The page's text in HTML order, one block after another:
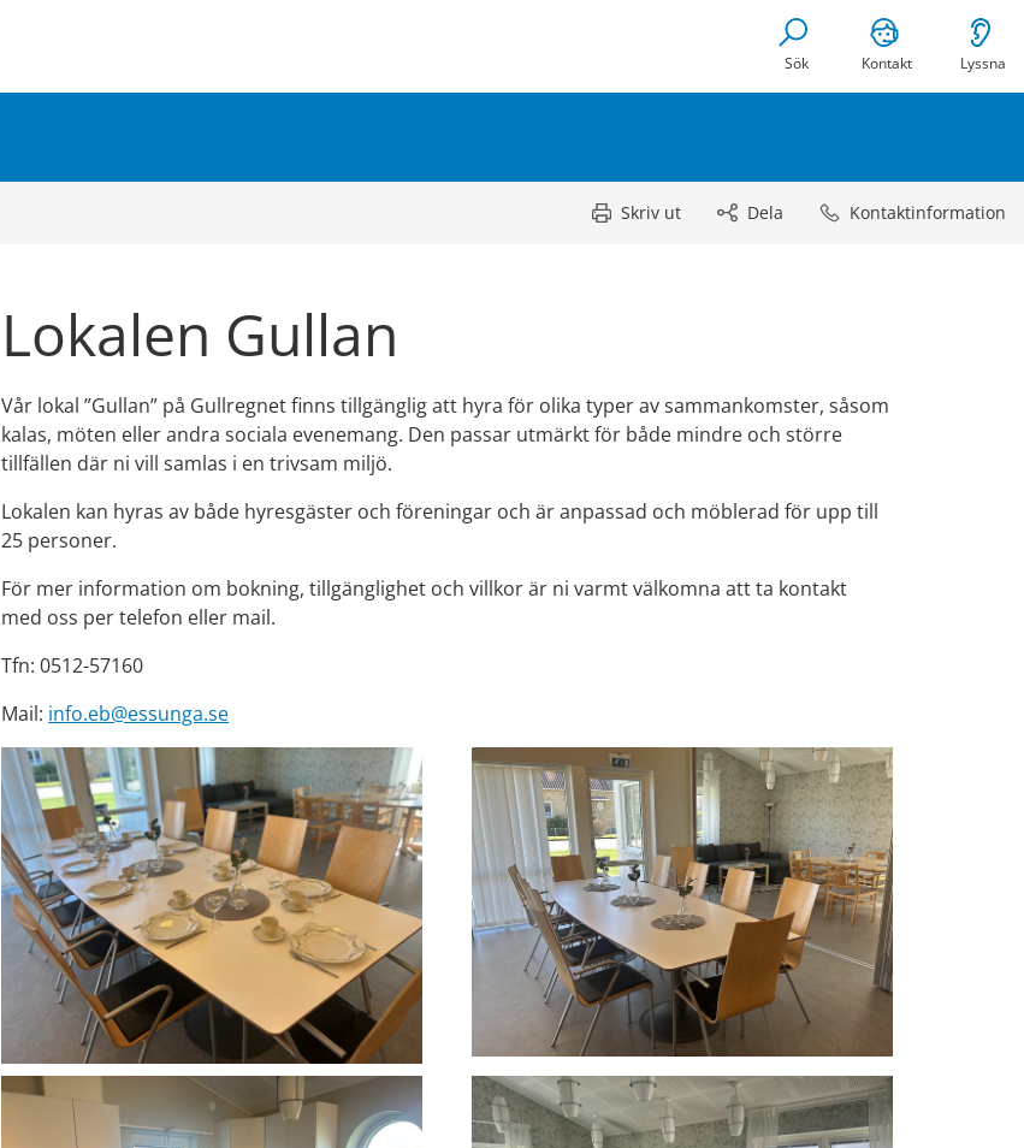
Sök Kontakt Lyssna
Skriv ut Dela Kontaktinformation
Lokalen Gullan
Vår lokal ”Gullan” på Gullregnet finns tillgänglig att hyra för olika typer av sammankomster, såsom
kalas, möten eller andra sociala evenemang. Den passar utmärkt för både mindre och större
tillfällen där ni vill samlas i en trivsam miljö.
Lokalen kan hyras av både hyresgäster och föreningar och är anpassad och möblerad för upp till
25 personer.
För mer information om bokning, tillgänglighet och villkor är ni varmt välkomna att ta kontakt
med oss per telefon eller mail.
Tfn: 0512-57160
Mail: info.eb@essunga.se